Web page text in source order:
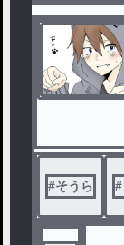
#そうら #